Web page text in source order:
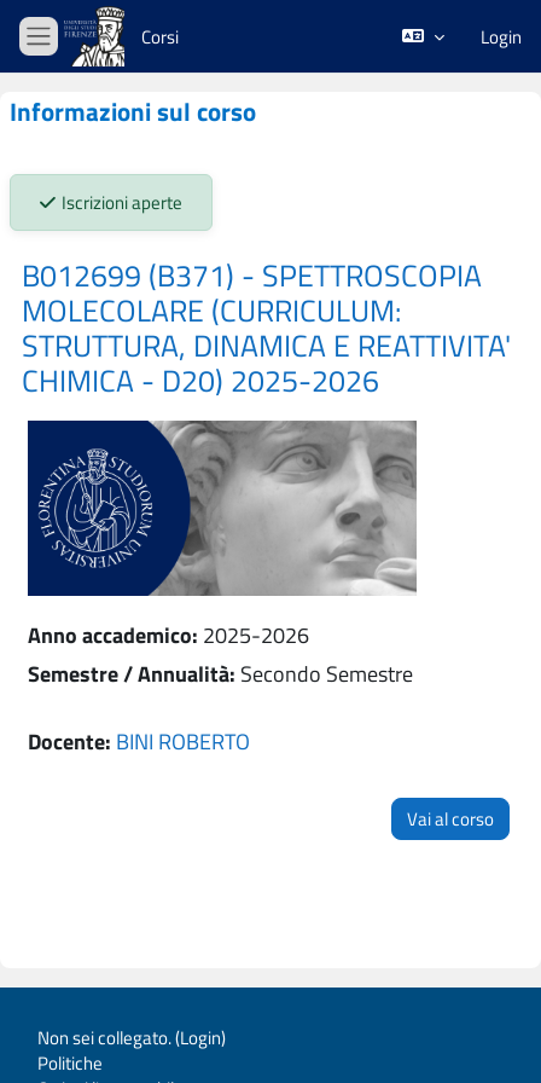
Vai al contenuto principale
Pannello laterale
Corsi Login
Informazioni sul corso
Stato iscrizioni:
Iscrizioni aperte
B012699 (B371) - SPETTROSCOPIA
MOLECOLARE (CURRICULUM:
STRUTTURA, DINAMICA E REATTIVITA'
CHIMICA - D20) 2025-2026
Anno accademico: 2025-2026
Semestre / Annualità: Secondo Semestre
Docente: BINI ROBERTO
Vai al corso
Non sei collegato. (Login)
Politiche